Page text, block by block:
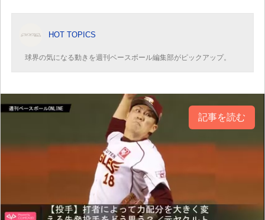
HOT TOPICS
球界の気になる動きを週刊ベースボール編集部がピックアップ。
記事を読む